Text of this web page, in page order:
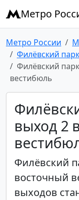
Метро
Метро России
Филёвский парк
Филёвский
вестибюль
выход 2
Филёвский
восточный
выходов